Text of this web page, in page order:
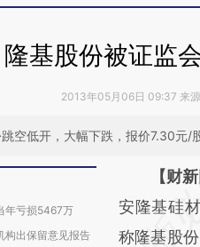
隆基股份被证监
2013年05月06日 09:37 来
空低开，大幅下跌，报价7.30元
年亏损5467万
构出保留意见报告
请务必在
AI
[https://
【财
安隆基硅
称隆基股